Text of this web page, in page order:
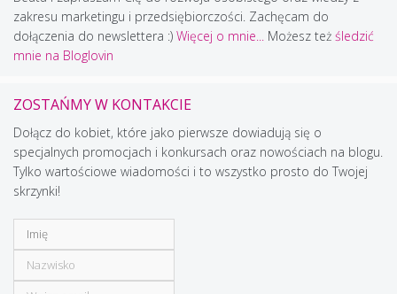
zakresu marketingu i przedsiębiorczości. Zachęcam do
dołączenia do newslettera :) Więcej o mnie... Możesz też śledzić
mnie na Bloglovin
ZOSTAŃMY W KONTAKCIE
Dołącz do kobiet, które jako pierwsze dowiadują się o
specjalnych promocjach i konkursach oraz nowościach na blogu.
Tylko wartościowe wiadomości i to wszystko prosto do Twojej
skrzynki!